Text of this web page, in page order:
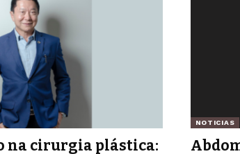
na cirurgia plástica:
NOTICIAS